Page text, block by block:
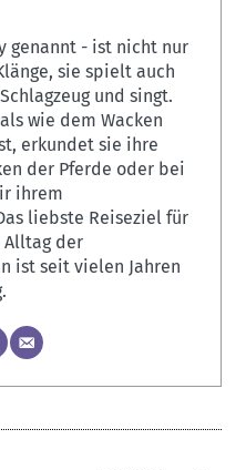
genannt - ist nicht nur
sie spielt auch
und singt.
wie dem Wacken
erkundet sie ihre
der Pferde oder bei
ihrem
liebste Reiseziel für
Alltag der
ist seit vielen Jahren